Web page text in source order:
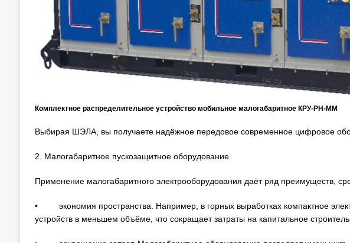
Комплектное распределительное устройство мобильное малогабаритное КРУ-РН-ММ
Выбирая ШЭЛА, вы получаете надёжное передовое современное цифровое
2. Малогабаритное пускозащитное оборудование
Применение малогабаритного электрооборудования даёт ряд преимуществ,
• экономия пространства. Например, в горных выработках компактное
устройств в меньшем объёме, что сокращает затраты на капитальное